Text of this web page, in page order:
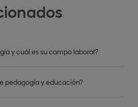
y cuál es su campo laboral?
pedagogía y educación?